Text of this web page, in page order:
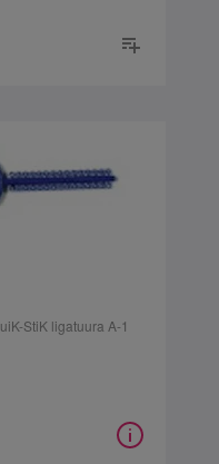
StiK ligatuura A-1